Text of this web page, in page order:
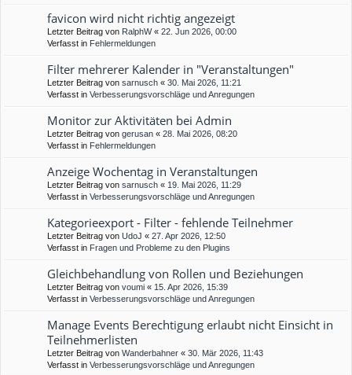
favicon wird nicht richtig angezeigt
Letzter Beitrag von RalphW« 22. Jun 2026, 00:00
Verfasst in Fehlermeldungen
Filter mehrerer Kalender in "Veranstaltungen"
Letzter Beitrag von sarnusch « 30. Mai 2026, 11:21
Verfasst in Verbesserungsvorschläge und Anregungen
Monitor zur Aktivitäten bei Admin
Letzter Beitrag von gerusan « 28. Mai 2026, 08:20
Verfasst in Fehlermeldungen
Anzeige Wochentag in Veranstaltungen
Letzter Beitrag von sarnusch « 19. Mai 2026, 11:29
Verfasst in Verbesserungsvorschläge und Anregungen
Kategorieexport - Filter - fehlende Teilnehmer
Letzter Beitrag von UdoJ « 27. Apr 2026, 12:50
Verfasst in Fragen und Probleme zu den Plugins
Gleichbehandlung von Rollen und Beziehungen
Letzter Beitrag von voumi « 15. Apr 2026, 15:39
Verfasst in Verbesserungsvorschläge und Anregungen
Manage Events Berechtigung erlaubt nicht Einsicht in
Teilnehmerlisten
Letzter Beitrag von Wanderbahner « 30. Mär 2026, 11:43
Verfasst in Verbesserungsvorschläge und Anregungen